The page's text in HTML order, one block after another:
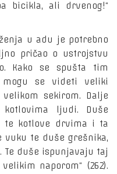
bicikla, ali drvenog!“
u adu je potrebno
pričao o ustrojstvu
Kako se spušta tim
se videti veliki
sekirom. Dalje
ljudi. Duše
te kotlove drvima i ta
vuku te duše grešnika,
duše ispunjavaju taj
naporom“ (262).